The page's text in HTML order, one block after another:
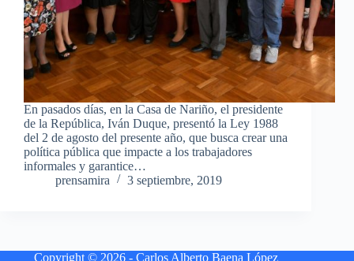
En pasados días, en la Casa de Nariño, el presidente
de la República, Iván Duque, presentó la Ley 1988
del 2 de agosto del presente año, que busca crear una
política pública que impacte a los trabajadores
informales y garantice…
prensamira
3 septiembre, 2019
Copyright © 2026 - Carlos Alberto Baena López